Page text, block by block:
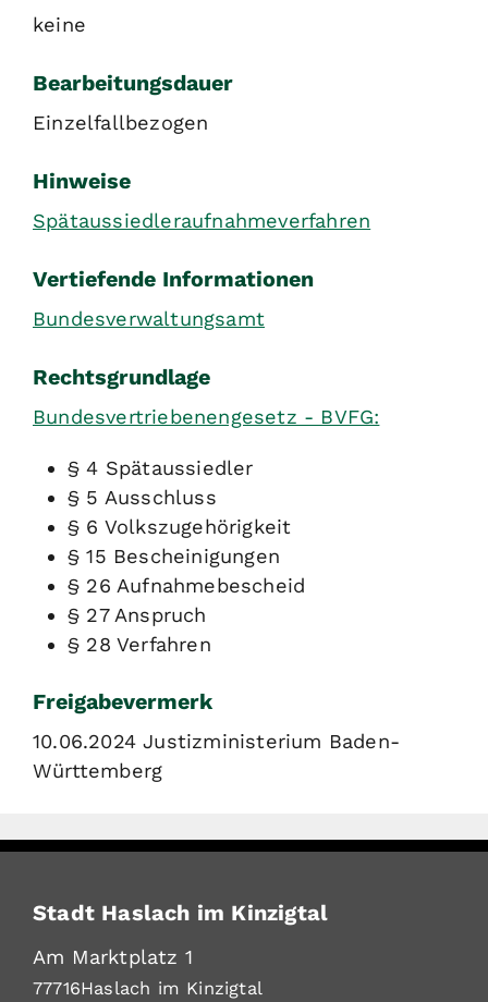
keine
Bearbeitungsdauer
Einzelfallbezogen
Hinweise
Spätaussiedleraufnahmeverfahren
Vertiefende Informationen
Bundesverwaltungsamt
Rechtsgrundlage
Bundesvertriebenengesetz - BVFG:
§ 4 Spätaussiedler
§ 5 Ausschluss
§ 6 Volkszugehörigkeit
§ 15 Bescheinigungen
§ 26 Aufnahmebescheid
§ 27 Anspruch
§ 28 Verfahren
Freigabevermerk
10.06.2024 Justizministerium Baden-
Württemberg
Stadt Haslach im Kinzigtal
Am Marktplatz 1
77716Haslach im Kinzigtal